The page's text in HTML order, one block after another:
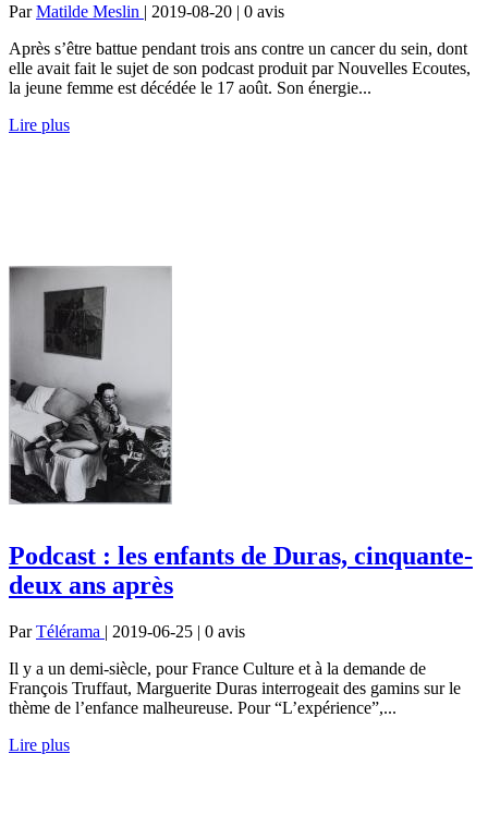
ParMatilde Meslin | 2019-08-20 | 0 avis
Après s’être battue pendant trois ans contre un cancer du sein, dont
elle avait fait le sujet de son podcast produit par Nouvelles Ecoutes,
la jeune femme est décédée le 17 août. Son énergie...
Lire plus
Podcast : les enfants de Duras, cinquante-
deux ans après
ParTélérama | 2019-06-25 | 0 avis
Il y a un demi-siècle, pour France Culture et à la demande de
François Truffaut, Marguerite Duras interrogeait des gamins sur le
thème de l’enfance malheureuse. Pour “L’expérience”,...
Lire plus